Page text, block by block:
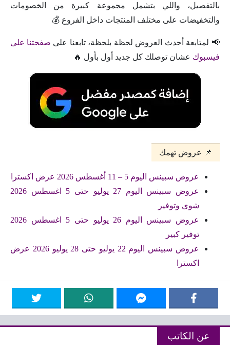
بالتفصيل، واللي بتشمل مجموعة كبيرة من الخصومات
والتخفيضات على مختلف المنتجات داخل الفروع 💰
📢 لمتابعة أحدث العروض لحظة بلحظة، تابعنا على صفحتنا على
فيسبوك عشان توصلك كل جديد أول بأول 🔥
📌 عروض تهمك
عروض سبينس اليوم 5 – 11 أغسطس 2026 عرض اكسترا
عروض سبينس اليوم 27 يوليو حتى 5 اغسطس 2026
شوى وتوفير
عروض سبينس اليوم 26 يوليو حتى 5 اغسطس 2026
توفير كبير
عروض سبينس اليوم 22 يوليو حتى 28 يوليو 2026 عرض
اكسترا
عن الكاتب